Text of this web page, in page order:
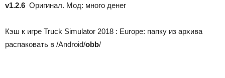
v1.2.6 Оригинал. Мод: много денег
Кэш к игре Truck Simulator 2018 : Europe: папку из архива
распаковать в /Android/obb/